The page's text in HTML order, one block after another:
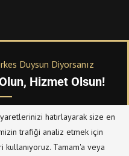
Duysun Diyorsanız
Hizmet Olsun!
sitemize bağışta
hatırlayarak size en
trafiği analiz etmek için
Tamam'a veya